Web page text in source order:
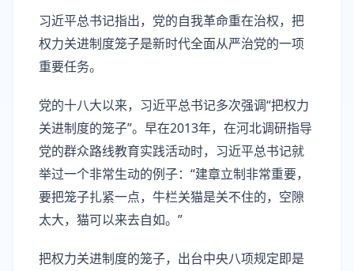
习近平总书记指出，党的自我革命重在治权，把
权力关进制度笼子是新时代全面从严治党的一项
重要任务。
党的十八大以来，习近平总书记多次强调“把权力
关进制度的笼子”。早在2013年，在河北调研指导
党的群众路线教育实践活动时，习近平总书记就
举过一个非常生动的例子：“建章立制非常重要，
要把笼子扎紧一点，牛栏关猫是关不住的，空隙
太大，猫可以来去自如。”
把权力关进制度的笼子，出台中央八项规定即是